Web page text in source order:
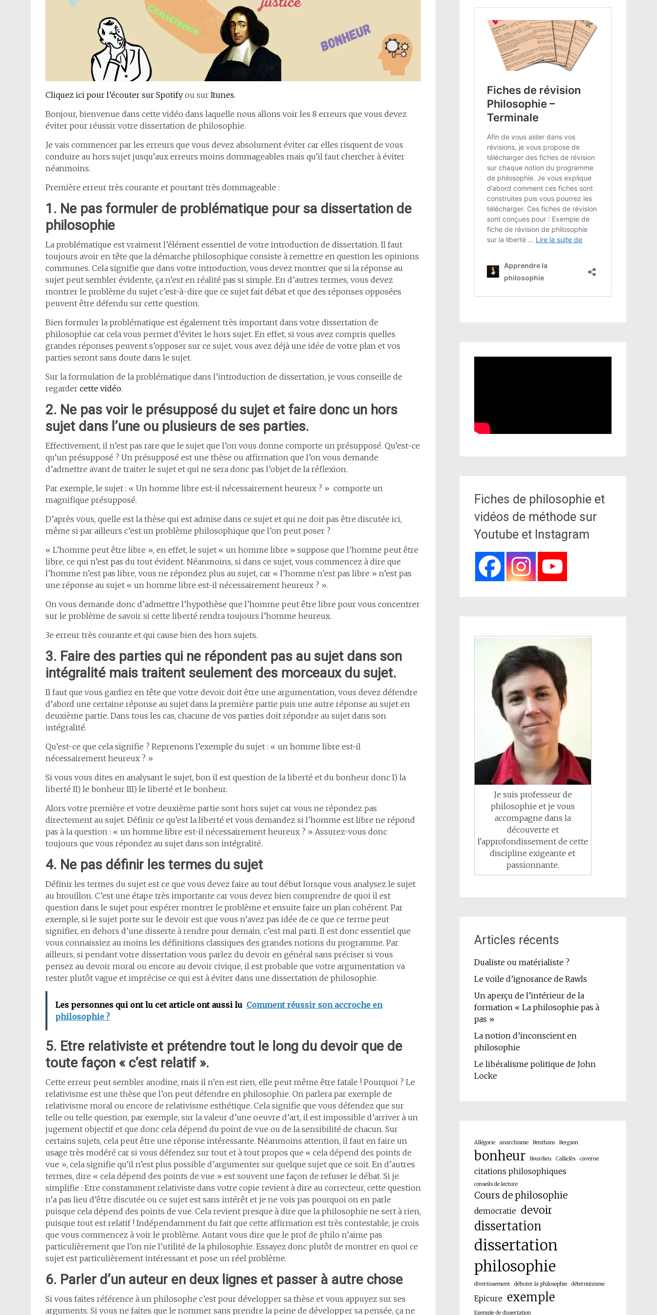
Cliquez ici pour l’écouter sur Spotify ou sur Itunes.
Bonjour, bienvenue dans cette vidéo dans laquelle nous allons voir les 8 erreurs que vous devez
éviter pour réussir votre dissertation de philosophie.
Je vais commencer par les erreurs que vous devez absolument éviter car elles risquent de vous
conduire au hors sujet jusqu’aux erreurs moins dommageables mais qu’il faut chercher à éviter
néanmoins.
Première erreur très courante et pourtant très dommageable :
1. Ne pas formuler de problématique pour sa dissertation de
philosophie
La problématique est vraiment l’élément essentiel de votre introduction de dissertation. Il faut
toujours avoir en tête que la démarche philosophique consiste à remettre en question les opinions
communes. Cela signifie que dans votre introduction, vous devez montrer que si la réponse au
sujet peut sembler évidente, ça n’est en réalité pas si simple. En d’autres termes, vous devez
montrer le problème du sujet c’est-à-dire que ce sujet fait débat et que des réponses opposées
peuvent être défendu sur cette question.
Bien formuler la problématique est également très important dans votre dissertation de
philosophie car cela vous permet d’éviter le hors sujet. En effet, si vous avez compris quelles
grandes réponses peuvent s’opposer sur ce sujet, vous avez déjà une idée de votre plan et vos
parties seront sans doute dans le sujet.
Sur la formulation de la problématique dans l’introduction de dissertation, je vous conseille de
regarder cette vidéo.
2. Ne pas voir le présupposé du sujet et faire donc un hors
sujet dans l’une ou plusieurs de ses parties.
Effectivement, il n’est pas rare que le sujet que l’on vous donne comporte un présupposé. Qu’est-ce
qu’un présupposé ? Un présupposé est une thèse ou affirmation que l’on vous demande
d’admettre avant de traiter le sujet et qui ne sera donc pas l’objet de la réflexion.
Par exemple, le sujet : « Un homme libre est-il nécessairement heureux ? » comporte un
magnifique présupposé.
D’après vous, quelle est la thèse qui est admise dans ce sujet et qui ne doit pas être discutée ici,
même si par ailleurs c’est un problème philosophique que l’on peut poser ?
« L’homme peut être libre », en effet, le sujet « un homme libre » suppose que l’homme peut être
libre, ce qui n’est pas du tout évident. Néanmoins, si dans ce sujet, vous commencez à dire que
l’homme n’est pas libre, vous ne répondez plus au sujet, car « l’homme n’est pas libre » n’est pas
une réponse au sujet « un homme libre est-il nécessairement heureux ? ».
On vous demande donc d’admettre l’hypothèse que l’homme peut être libre pour vous concentrer
sur le problème de savoir si cette liberté rendra toujours l’homme heureux.
3e erreur très courante et qui cause bien des hors sujets.
3. Faire des parties qui ne répondent pas au sujet dans son
intégralité mais traitent seulement des morceaux du sujet.
Il faut que vous gardiez en tête que votre devoir doit être une argumentation, vous devez défendre
d’abord une certaine réponse au sujet dans la première partie puis une autre réponse au sujet en
deuxième partie. Dans tous les cas, chacune de vos parties doit répondre au sujet dans son
intégralité.
Qu’est-ce que cela signifie ? Reprenons l’exemple du sujet : « un homme libre est-il
nécessairement heureux ? »
Si vous vous dites en analysant le sujet, bon il est question de la liberté et du bonheur donc I) la
liberté II) le bonheur III) le liberté et le bonheur.
Alors votre première et votre deuxième partie sont hors sujet car vous ne répondez pas
directement au sujet. Définir ce qu’est la liberté et vous demandez si l’homme est libre ne répond
pas à la question : « un homme libre est-il nécessairement heureux ? » Assurez-vous donc
toujours que vous répondez au sujet dans son intégralité.
4. Ne pas définir les termes du sujet
Définir les termes du sujet est ce que vous devez faire au tout début lorsque vous analysez le sujet
au brouillon. C’est une étape très importante car vous devez bien comprendre de quoi il est
question dans le sujet pour espérer montrer le problème et ensuite faire un plan cohérent. Par
exemple, si le sujet porte sur le devoir est que vous n’avez pas idée de ce que ce terme peut
signifier, en dehors d’une disserte à rendre pour demain, c’est mal parti. Il est donc essentiel que
vous connaissiez au moins les définitions classiques des grandes notions du programme. Par
ailleurs, si pendant votre dissertation vous parlez du devoir en général sans préciser si vous
pensez au devoir moral ou encore au devoir civique, il est probable que votre argumentation va
rester plutôt vague et imprécise ce qui est à éviter dans une dissertation de philosophie.
Les personnes qui ont lu cet article ont aussi lu Comment réussir son accroche en
philosophie ?
5. Etre relativiste et prétendre tout le long du devoir que de
toute façon « c’est relatif ».
Cette erreur peut sembler anodine, mais il n’en est rien, elle peut même être fatale ! Pourquoi ? Le
relativisme est une thèse que l’on peut défendre en philosophie. On parlera par exemple de
relativisme moral ou encore de relativisme esthétique. Cela signifie que vous défendez que sur
telle ou telle question, par exemple, sur la valeur d’une oeuvre d’art, il est impossible d’arriver à un
jugement objectif et que donc cela dépend du point de vue ou de la sensibilité de chacun. Sur
certains sujets, cela peut être une réponse intéressante. Néanmoins attention, il faut en faire un
usage très modéré car si vous défendez sur tout et à tout propos que « cela dépend des points de
vue », cela signifie qu’il n’est plus possible d’argumenter sur quelque sujet que ce soit. En d’autres
termes, dire « cela dépend des points de vue » est souvent une façon de refuser le débat. Si je
simplifie : Etre constamment relativiste dans votre copie revient à dire au correcteur, cette question
n’a pas lieu d’être discutée ou ce sujet est sans intérêt et je ne vois pas pourquoi on en parle
puisque cela dépend des points de vue. Cela revient presque à dire que la philosophie ne sert à rien,
puisque tout est relatif ! Indépendamment du fait que cette affirmation est très contestable, je crois
que vous commencez à voir le problème. Autant vous dire que le prof de philo n’aime pas
particulièrement que l’on nie l’utilité de la philosophie. Essayez donc plutôt de montrer en quoi ce
sujet est particulièrement intéressant et pose un réel problème.
6. Parler d’un auteur en deux lignes et passer à autre chose
Si vous faites référence à un philosophe c’est pour développer sa thèse et vous appuyez sur ses
arguments. Si vous ne faites que le nommer sans prendre la peine de développer sa pensée, ça ne
Fiches de philosophie et
vidéos de méthode sur
Youtube et Instagram
Je suis professeur de
philosophie et je vous
accompagne dans la
découverte et
l'approfondissement de cette
discipline exigeante et
passionnante.
Articles récents
Dualiste ou matérialiste ?
Le voile d’ignorance de Rawls
Un aperçu de l’intérieur de la
formation « La philosophie pas à
pas »
La notion d’inconscient en
philosophie
Le libéralisme politique de John
Locke
Allégorie anarchisme Bentham Bergson
bonheur Bourdieu Calliclès caverne
citations philosophiques
conseils de lecture
Cours de philosophie
democratie devoir
dissertation
dissertation
philosophie
divertissement débuter la philosophie déterminisme
Epicure exemple
Exemple de dissertation